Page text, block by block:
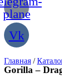
plane
Vk
Главная /
Gorilla –